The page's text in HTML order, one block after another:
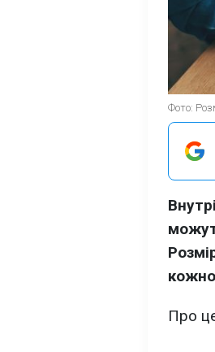
Фото:
Про